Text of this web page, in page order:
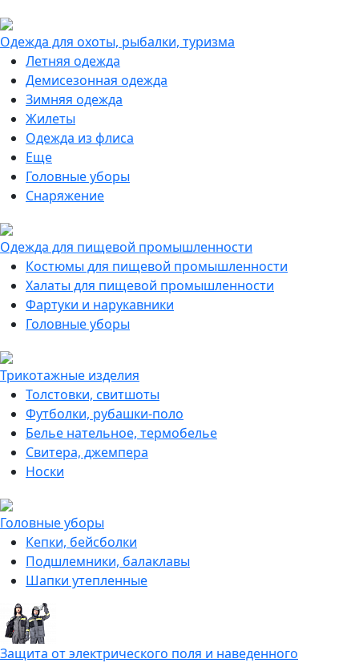
Одежда для охоты, рыбалки, туризма
Летняя одежда
Демисезонная одежда
Зимняя одежда
Жилеты
Одежда из флиса
Еще
Головные уборы
Снаряжение
Одежда для пищевой промышленности
Костюмы для пищевой промышленности
Халаты для пищевой промышленности
Фартуки и нарукавники
Головные уборы
Трикотажные изделия
Толстовки, свитшоты
Футболки, рубашки-поло
Белье нательное, термобелье
Свитера, джемпера
Носки
Головные уборы
Кепки, бейсболки
Подшлемники, балаклавы
Шапки утепленные
Защита от электрического поля и наведенного